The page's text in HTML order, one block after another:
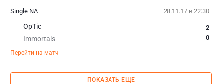
28.11.17 в 22:30
OpTic
Immortals
2
0
Перейти на матч
Single NA
ПОКАЗАТЬ ЕЩЕ